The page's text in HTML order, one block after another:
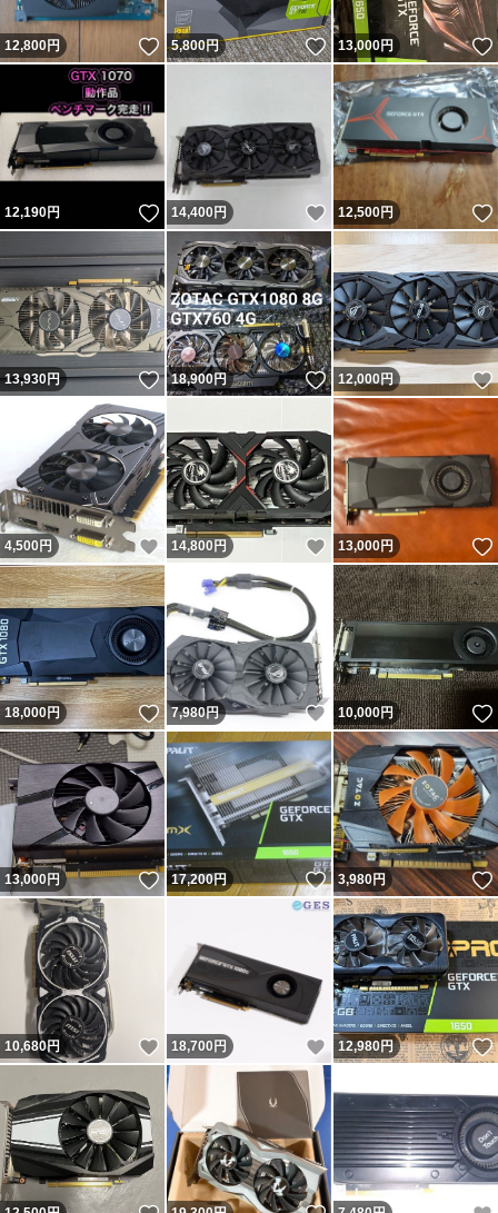
12,800円 いいね！
5,800円 いいね！
13,000円
12,190円 いいね！
14,400円 いいね！
12,500円
13,930円 いいね！
18,900円 いいね！
12,000 円
4,500円 いいね！
14,800 円 いいね！
13,000円
18,000円 いいね！
7,980円 いいね！
10,000円
13,000円 いいね！
17,200円 いいね！
3,980円
10,680円 いいね！
18,700 円 いいね！
12,980円